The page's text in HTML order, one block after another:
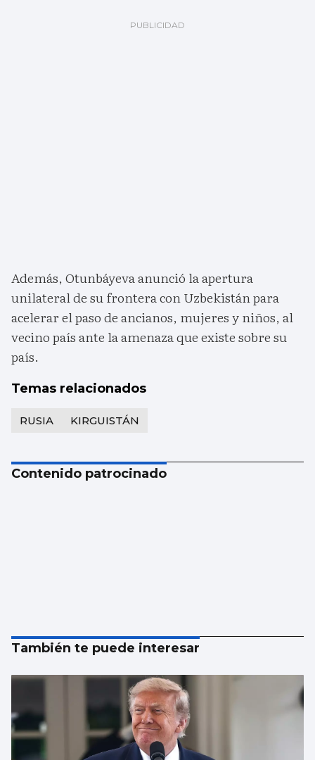
Además, Otunbáyeva anunció la apertura
unilateral de su frontera con Uzbekistán para
acelerar el paso de ancianos, mujeres y niños, al
vecino país ante la amenaza que existe sobre su
país.
Temas relacionados
RUSIA KIRGUISTÁN
Contenido patrocinado
También te puede interesar